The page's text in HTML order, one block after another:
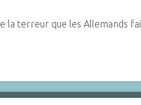
la terreur que les Allemands